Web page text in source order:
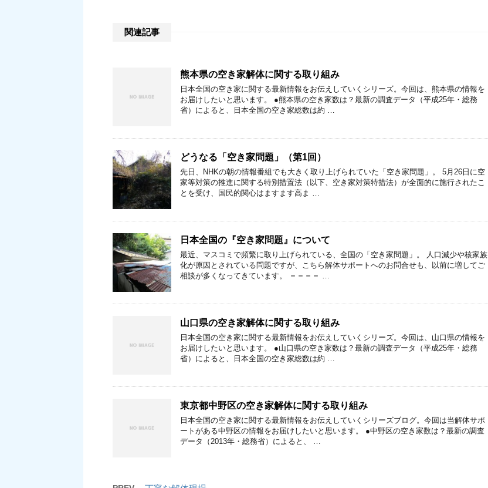
関連記事
熊本県の空き家解体に関する取り組み
日本全国の空き家に関する最新情報をお伝えしていくシリーズ。今回は、熊本県の情報を
お届けしたいと思います。 ●熊本県の空き家数は？最新の調査データ（平成25年・総務
省）によると、日本全国の空き家総数は約 …
どうなる「空き家問題」（第1回）
先日、NHKの朝の情報番組でも大きく取り上げられていた「空き家問題」。 5月26日に空
家等対策の推進に関する特別措置法（以下、空き家対策特措法）が全面的に施行されたこ
とを受け、国民的関心はますます高ま …
日本全国の『空き家問題』について
最近、マスコミで頻繁に取り上げられている、全国の「空き家問題」。 人口減少や核家族
化が原因とされている問題ですが、こちら解体サポートへのお問合せも、以前に増してご
相談が多くなってきています。 ＝＝＝＝ …
山口県の空き家解体に関する取り組み
日本全国の空き家に関する最新情報をお伝えしていくシリーズ。今回は、山口県の情報を
お届けしたいと思います。 ●山口県の空き家数は？最新の調査データ（平成25年・総務
省）によると、日本全国の空き家総数は約 …
東京都中野区の空き家解体に関する取り組み
日本全国の空き家に関する最新情報をお伝えしていくシリーズブログ。今回は当解体サポ
ートがある中野区の情報をお届けしたいと思います。 ●中野区の空き家数は？最新の調査
データ（2013年・総務省）によると、 …